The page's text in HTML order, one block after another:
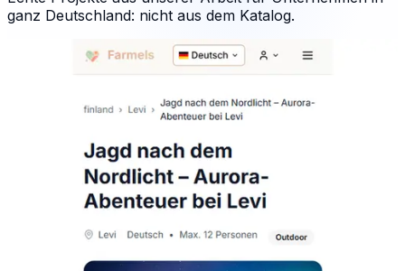
ganz Deutschland: nicht aus dem Katalog.